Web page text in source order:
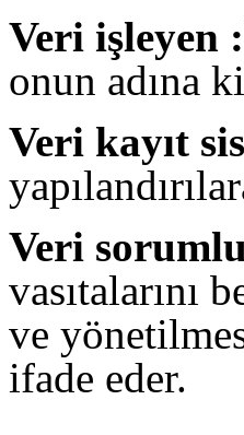
Veri işleyen :
onun adına
Veri kayıt
Veri
vasıtalarını
ve
ifade eder.